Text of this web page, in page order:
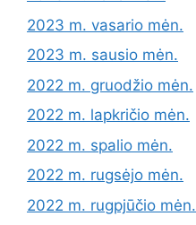
2023 m. vasario mėn.
2023 m. sausio mėn.
2022 m. gruodžio mėn.
2022 m. lapkričio mėn.
2022 m. spalio mėn.
2022 m. rugsėjo mėn.
2022 m. rugpjūčio mėn.